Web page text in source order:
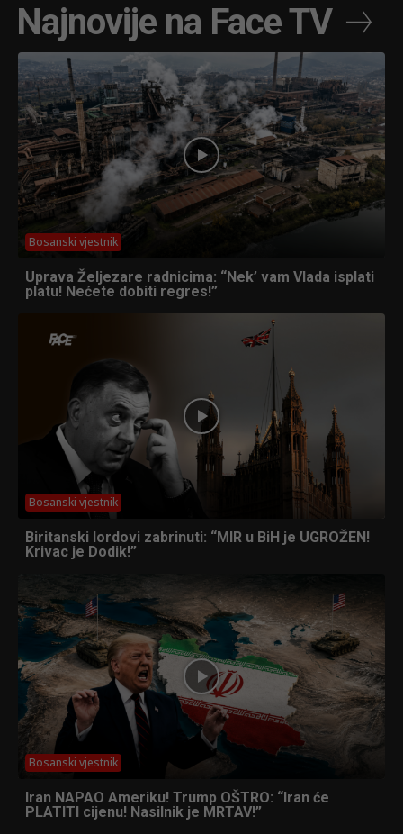
Najnovije na Face TV
Bosanski vjestnik
Uprava Željezare radnicima: “Nek’ vam Vlada isplati
platu! Nećete dobiti regres!”
Bosanski vjestnik
Biritanski lordovi zabrinuti: “MIR u BiH je UGROŽEN!
Krivac je Dodik!”
Bosanski vjestnik
Iran NAPAO Ameriku! Trump OŠTRO: “Iran će
PLATITI cijenu! Nasilnik je MRTAV!”